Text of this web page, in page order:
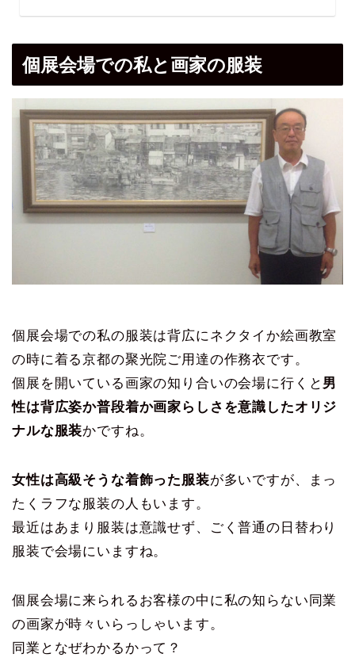
個展会場での私と画家の服装
個展会場での私の服装は背広にネクタイか絵画教室
の時に着る京都の聚光院ご用達の作務衣です。
個展を開いている画家の知り合いの会場に行くと 男
性は背広姿か普段着か画家らしさを意識したオリジ
ナルな服装かですね。
女性は高級そうな着飾った服装が多いですが、まっ
たくラフな服装の人もいます。
最近はあまり服装は意識せず、ごく普通の日替わり
服装で会場にいますね。
個展会場に来られるお客様の中に私の知らない同業
の画家が時々いらっしゃいます。
同業となぜわかるかって？